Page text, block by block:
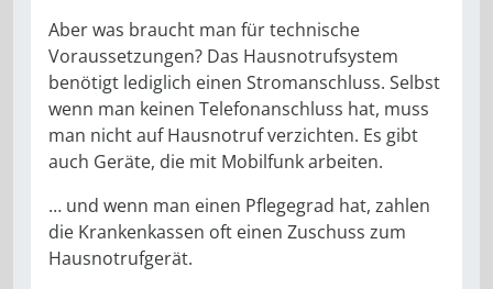
Aber was braucht man für technische
Voraussetzungen? Das Hausnotrufsystem
benötigt lediglich einen Stromanschluss. Selbst
wenn man keinen Telefonanschluss hat, muss
man nicht auf Hausnotruf verzichten. Es gibt
auch Geräte, die mit Mobilfunk arbeiten.
… und wenn man einen Pflegegrad hat, zahlen
die Krankenkassen oft einen Zuschuss zum
Hausnotrufgerät.